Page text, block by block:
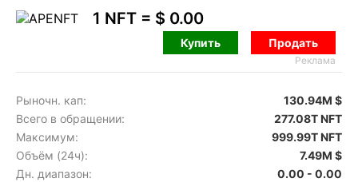
1 NFT = $ 0.00
Купить Продать
Реклама
Рыночн. кап:
130.94M $
Всего в обращении:
277.08T NFT
Максимум:
999.99T NFT
Объём (24ч):
7.49M $
Дн. диапазон:
0.00 - 0.00